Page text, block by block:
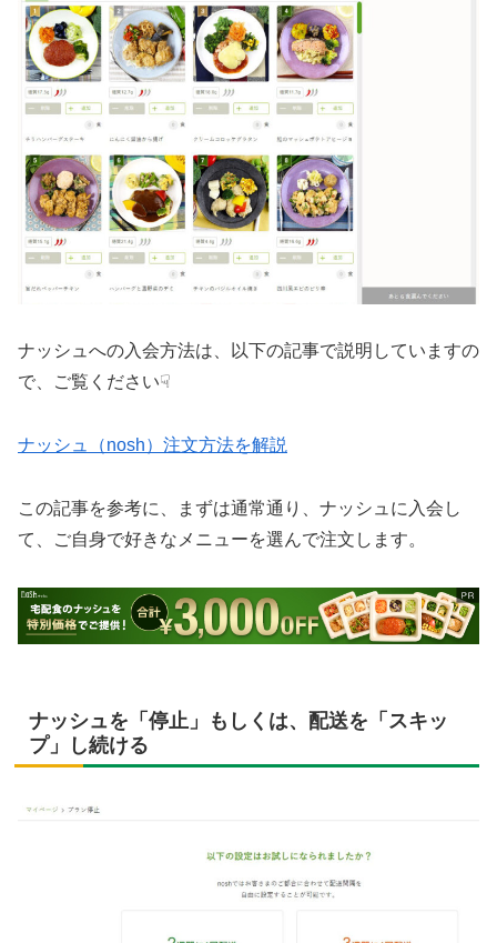
ナッシュへの入会方法は、以下の記事で説明していますの
で、ご覧ください☟
ナッシュ（nosh）注文方法を解説
この記事を参考に、まずは通常通り、ナッシュに入会し
て、ご自身で好きなメニューを選んで注文します。
ナッシュを「停止」もしくは、配送を「スキッ
プ」し続ける